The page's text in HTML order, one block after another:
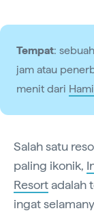
Tempat:
jam atau
menit dari
Salah satu
paling ikonik,
Resortadalah
ingat